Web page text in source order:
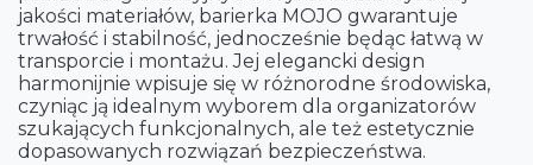
jakości materiałów, barierka MOJO gwarantuje
trwałość i stabilność, jednocześnie będąc łatwą w
transporcie i montażu. Jej elegancki design
harmonijnie wpisuje się w różnorodne środowiska,
czyniąc ją idealnym wyborem dla organizatorów
szukających funkcjonalnych, ale też estetycznie
dopasowanych rozwiązań bezpieczeństwa.